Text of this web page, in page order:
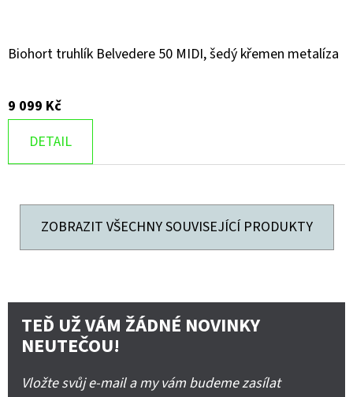
Biohort truhlík Belvedere 50 MIDI, šedý křemen metalíza
9 099 Kč
DETAIL
ZOBRAZIT VŠECHNY SOUVISEJÍCÍ PRODUKTY
TEĎ UŽ VÁM ŽÁDNÉ NOVINKY
NEUTEČOU!
Vložte svůj e-mail a my vám budeme zasílat